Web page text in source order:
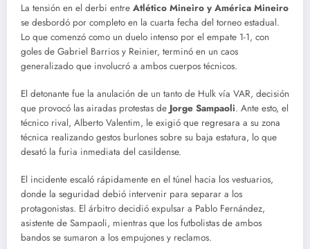
La tensión en el derbi entre Atlético Mineiro y América Mineiro
se desbordó por completo en la cuarta fecha del torneo estadual.
Lo que comenzó como un duelo intenso por el empate 1-1, con
goles de Gabriel Barrios y Reinier, terminó en un caos
generalizado que involucró a ambos cuerpos técnicos.
El detonante fue la anulación de un tanto de Hulk vía VAR, decisión
que provocó las airadas protestas de Jorge Sampaoli. Ante esto, el
técnico rival, Alberto Valentim, le exigió que regresara a su zona
técnica realizando gestos burlones sobre su baja estatura, lo que
desató la furia inmediata del casildense.
El incidente escaló rápidamente en el túnel hacia los vestuarios,
donde la seguridad debió intervenir para separar a los
protagonistas. El árbitro decidió expulsar a Pablo Fernández,
asistente de Sampaoli, mientras que los futbolistas de ambos
bandos se sumaron a los empujones y reclamos.